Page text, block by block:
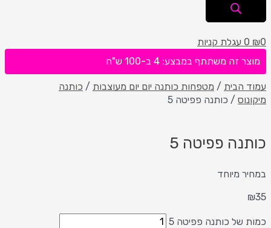
₪0
0 עגלת קניות
מוצר זה משתתף במבצע: 4 ב-100 ש"ח
עמוד הבית / מטפחות כותנה יום יום מעוצבות / כותנה
מיקונוס / כותנה פפיטה 5
כותנה פפיטה 5
במחיר מיוחד
₪35
כמות של כותנה פפיטה 5